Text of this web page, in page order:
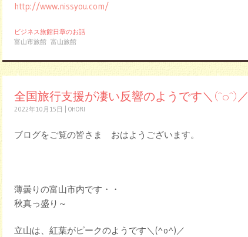
http://www.nissyou.com/
ビジネス旅館日章のお話
富山市旅館 富山旅館
全国旅行支援が凄い反響のようです＼(^o^)／
2022年10月15日 OHORI
ブログをご覧の皆さま おはようございます。
薄曇りの富山市内です・・
秋真っ盛り～
立山は、紅葉がピークのようです＼(^o^)／